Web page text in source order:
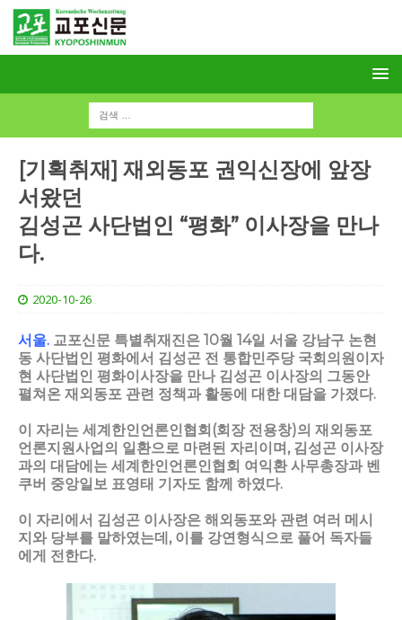
[기획취재] 재외동포 권익신장에 앞장
서왔던
김성곤 사단법인 “평화” 이사장을 만나
다.
2020-10-26
서울. 교포신문 특별취재진은 10월 14일 서울 강남구 논현
동 사단법인 평화에서 김성곤 전 통합민주당 국회의원이자
현 사단법인 평화이사장을 만나 김성곤 이사장의 그동안
펼쳐온 재외동포 관련 정책과 활동에 대한 대담을 가졌다.
이 자리는 세계한인언론인협회(회장 전용창)의 재외동포
언론지원사업의 일환으로 마련된 자리이며, 김성곤 이사장
과의 대담에는 세계한인언론인협회 여익환 사무총장과 벤
쿠버 중앙일보 표영태 기자도 함께 하였다.
이 자리에서 김성곤 이사장은 해외동포와 관련 여러 메시
지와 당부를 말하였는데, 이를 강연형식으로 풀어 독자들
에게 전한다.